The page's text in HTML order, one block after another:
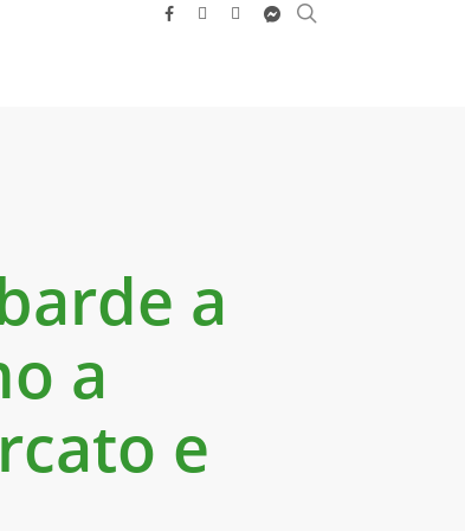
facebook
youtubeinstagram
messenger
a
a
e